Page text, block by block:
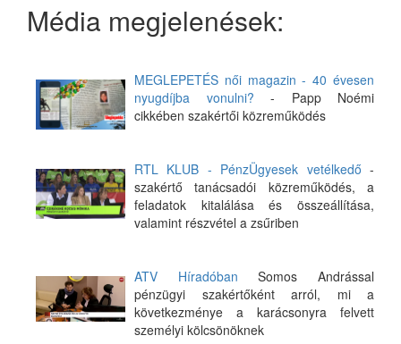
Média megjelenések:
MEGLEPETÉS női magazin - 40 évesen
nyugdíjba vonulni? - Papp Noémi
cikkében szakértői közreműködés
RTL KLUB - PénzÜgyesek vetélkedő -
szakértő tanácsadói közreműködés, a
feladatok kitalálása és összeállítása,
valamint részvétel a zsűriben
ATV Híradóban Somos Andrással
pénzügyi szakértőként arról, mi a
következménye a karácsonyra felvett
személyi kölcsönöknek